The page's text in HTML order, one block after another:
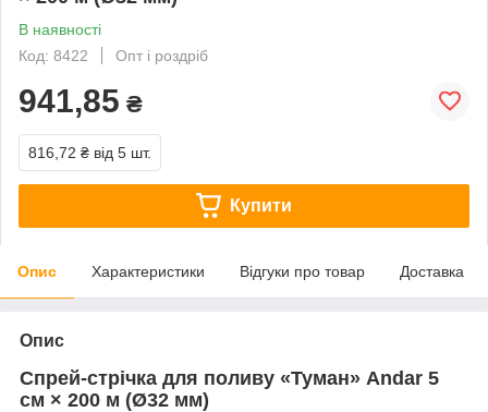
В наявності
Код: 8422
Опт і роздріб
941,85 ₴
816,72 ₴ від 5 шт.
Купити
Опис Характеристики Відгуки про товар Доставка
Опис
Спрей-стрічка для поливу «Туман» Andar 5
см × 200 м (Ø32 мм)